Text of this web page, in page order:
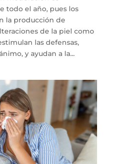
todo el año, pues los
la producción de
de la piel como
las defensas,
y ayudan a la...